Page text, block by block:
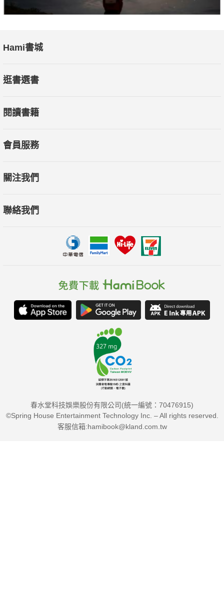
Hami書城
逛書選書
閱讀書籍
會員服務
關注我們
聯絡我們
春水堂科技娛樂股份有限公司(統一編號：70476915)
©Spring House Entertainment Technology Inc. – All rights reserved.
客服信箱:hamibook@kland.com.tw